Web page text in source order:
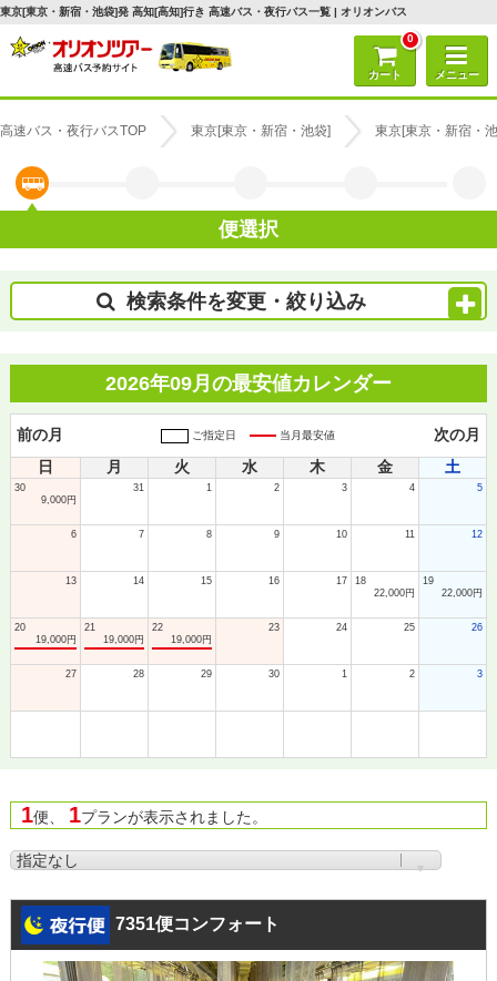
東京[東京・新宿・池袋]発 高知[高知]行き 高速バス・夜行バス一覧 | オリオンバス
0
カート メニュー
高速バス・夜行バスTOP 東京[東京・新宿・池袋] 東京[東京・新宿・
便選択
検索条件を変更・絞り込み
2026年09月の最安値カレンダー
前の月 ご指定日 当月最安値
次の月
日
月 火 水 木 金 土
30
9,000円
31 1 2 3 4 5
6 7 8 9 10 11 12
13 14 15 16 17
18
22,000円
19
22,000円
20
19,000円
21
19,000円
22
19,000円
23 24 25 26
27 28 29 30 1 2 3
1便、 1プランが表示されました。
7351便コンフォート